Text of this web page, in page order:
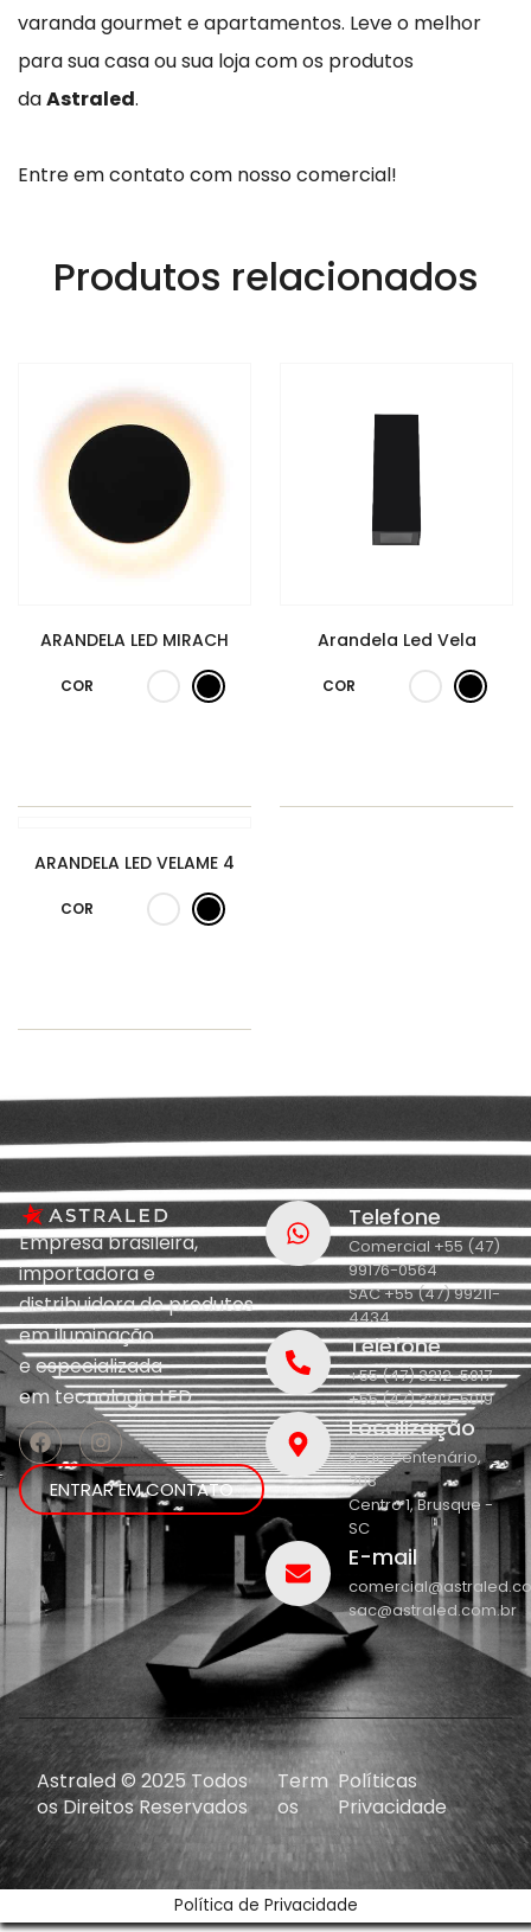
varanda gourmet e apartamentos. Leve o melhor
para sua casa ou sua loja com os produtos
daAstraled.
Entre em contato com nosso comercial!
Produtos relacionados
ARANDELA LED MIRACH
COR
Arandela Led Vela
COR
ARANDELA LED VELAME 4
COR
Empresa brasileira,
importadora e
distribuidora de produtos
em iluminação
eespecializada
emtecnologia LED.
ENTRAR EM CONTATO
Telefone
Comercial +55 (47)
99176-0564
SAC +55 (47) 99211-
4434
Telefone
+55 (47) 3212-5017
+55 (47) 3212-5019
Localização
R. do Centenário,
208
Centro 1, Brusque -
SC
E-mail
sac@astraled.com.br
Astraled © 2025 Todos
os Direitos Reservados
Term
os
Políticas
Privacidade
Política de Privacidade